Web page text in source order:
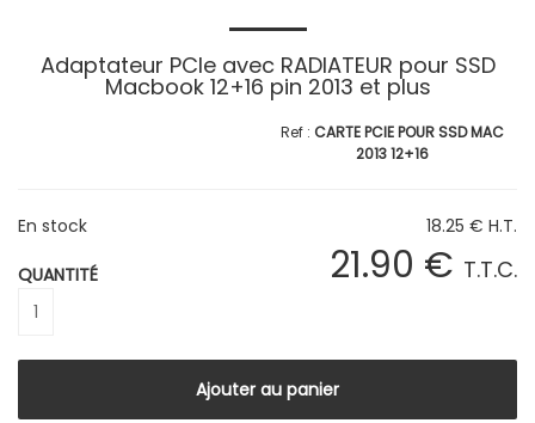
Adaptateur PCIe avec RADIATEUR pour SSD
Macbook 12+16 pin 2013 et plus
CARTE PCIE POUR SSD MAC
2013 12+16
18.25 € H.T.
21.90 € T.T.C.
En stock
QUANTITÉ